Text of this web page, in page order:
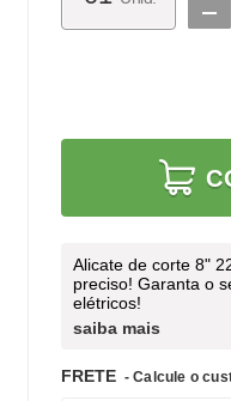
Alicate de corte 8"
preciso! Garanta o
elétricos!
saiba mais
FRETE - Calcule o